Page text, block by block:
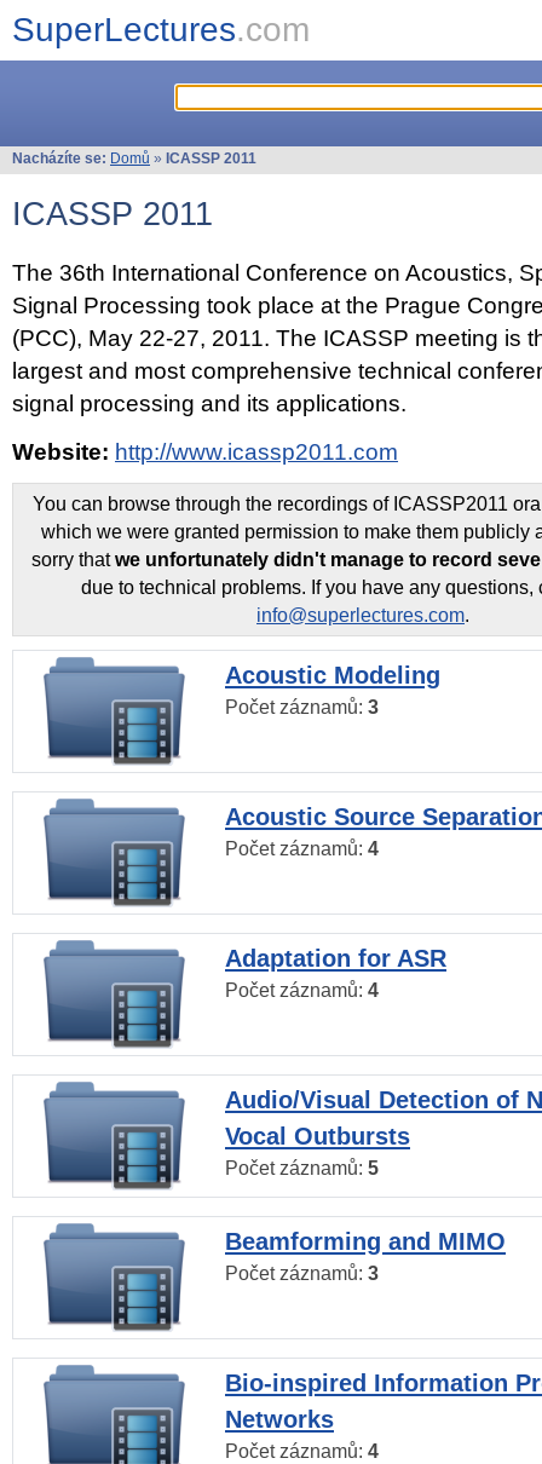
SuperLectures.com
Nacházíte se: Domů » ICASSP 2011
ICASSP 2011
The 36th International Conference on Acoustics,
Signal Processing took place at the Prague
(PCC), May 22-27, 2011. The ICASSP meeting is
largest and most comprehensive technical
signal processing and its applications.
Website: http://www.icassp2011.com
You can browse through the recordings of ICASSP2011
which we were granted permission to make them publicly
sorry thatwe unfortunately didn't manage to record
due to technical problems. If you have any questions,
info@superlectures.com.
Acoustic Modeling
Počet záznamů: 3
Acoustic Source
Počet záznamů: 4
Adaptation for ASR
Počet záznamů: 4
Audio/Visual Detection of
Vocal Outbursts
Počet záznamů: 5
Beamforming and MIMO
Počet záznamů: 3
Bio-inspired Information
Networks
Počet záznamů: 4